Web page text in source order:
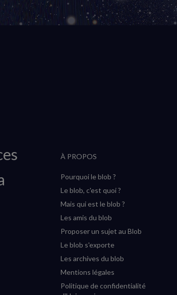
À PROPOS
Pourquoi le blob ?
Le blob, c'est quoi ?
Mais qui est le blob ?
Les amis du blob
Proposer un sujet au Blob
Le blob s'exporte
Les archives du blob
Mentions légales
Politique de confidentialité